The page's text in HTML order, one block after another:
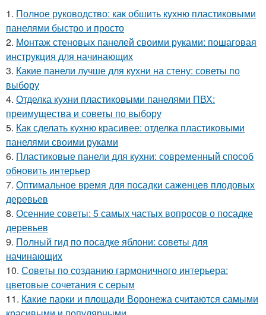
1. Полное руководство: как обшить кухню пластиковыми
панелями быстро и просто
2. Монтаж стеновых панелей своими руками: пошаговая
инструкция для начинающих
3. Какие панели лучше для кухни на стену: советы по
выбору
4. Отделка кухни пластиковыми панелями ПВХ:
преимущества и советы по выбору
5. Как сделать кухню красивее: отделка пластиковыми
панелями своими руками
6. Пластиковые панели для кухни: современный способ
обновить интерьер
7. Оптимальное время для посадки саженцев плодовых
деревьев
8. Осенние советы: 5 самых частых вопросов о посадке
деревьев
9. Полный гид по посадке яблони: советы для
начинающих
10. Советы по созданию гармоничного интерьера:
цветовые сочетания с серым
11. Какие парки и площади Воронежа считаются самыми